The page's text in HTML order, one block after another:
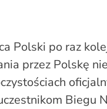
Polski po raz
przez Polskę
Biegu